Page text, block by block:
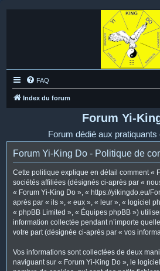
FAQ
Index du forum
Forum Yi-
Forum dédié aux pratiquants
Forum Yi-King Do - Politique de
Cette politique explique en détail comment «
sociétés affiliées (désignés ci-après par «
« Forum Yi-King Do », « https://yikingdo.eu/
après par « ils », « eux », « leur », « logiciel
« phpBB Limited », « Équipes phpBB »)
information collectée pendant n’importe
votre part (désignée ci-après par « vos
Vos informations sont collectées de deux
naviguant sur « Forum Yi-King Do », le